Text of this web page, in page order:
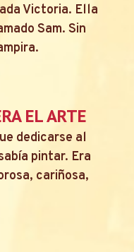
Victoria. Ella
Sam. Sin
EL ARTE
dedicarse al
pintar. Era
cariñosa,